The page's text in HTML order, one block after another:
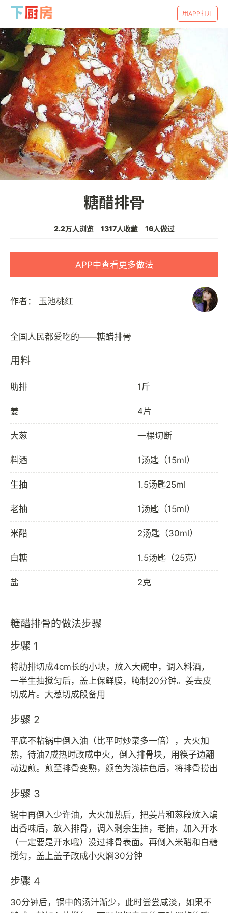
用APP打开
糖醋排骨
2.2万人浏览 1317人收藏 16人做过
APP中查看更多做法
作者： 玉池桃红
用料
肋排 1斤
姜 4片
大葱 一棵切断
料酒 1汤匙（15ml）
生抽 1.5汤匙25ml
老抽 1汤匙（15ml）
米醋 2汤匙（30ml）
白糖 1.5汤匙（25克）
盐 2克
糖醋排骨的做法步骤
步骤 1
将肋排切成4cm长的小块，放入大碗中，调入料酒，
一半生抽搅匀后，盖上保鲜膜，腌制20分钟。姜去皮
切成片。大葱切成段备用
步骤 2
平底不粘锅中倒入油（比平时炒菜多一倍），大火加
热，待油7成热时改成中火，倒入排骨块，用筷子边翻
动边煎。煎至排骨变熟，颜色为浅棕色后，将排骨捞出
步骤 3
锅中再倒入少许油，大火加热后，把姜片和葱段放入煸
出香味后，放入排骨，调入剩余生抽，老抽，加入开水
（一定要是开水哦）没过排骨表面。再倒入米醋和白糖
搅匀，盖上盖子改成小火焖30分钟
步骤 4
30分钟后，锅中的汤汁渐少，此时尝尝咸淡，如果不